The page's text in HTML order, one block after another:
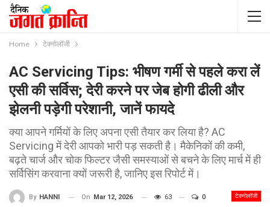
Home टेक्नोलॉजी
AC Servicing Tips: भीषण गर्मी से पहले करा लें
एसी की सर्विस; देरी करने पर जेब होगी ढीली और
झेलनी पड़ेगी परेशानी, जानें फायदे
क्या आपने गर्मियों के लिए अपना एसी तैयार कर लिया है? AC
Servicing में देरी आपको भारी पड़ सकती है। मैकेनिकों की कमी,
बढ़ते चार्ज और चोक फिल्टर जैसी समस्याओं से बचने के लिए मार्च में ही
सर्विसिंग करवाना क्यों जरूरी है, जानिए इस रिपोर्ट में।
टेक्नोलॉजी
By HANNI On Mar 12, 2026 63 0